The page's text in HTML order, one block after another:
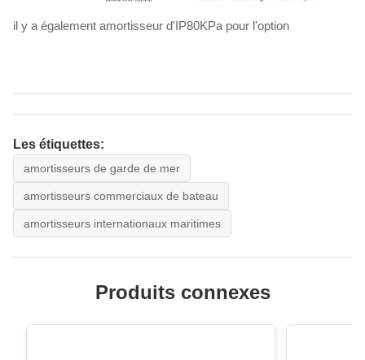
il y a également amortisseur d'IP80KPa pour l'option
Les étiquettes:
amortisseurs de garde de mer
amortisseurs commerciaux de bateau
amortisseurs internationaux maritimes
Produits connexes